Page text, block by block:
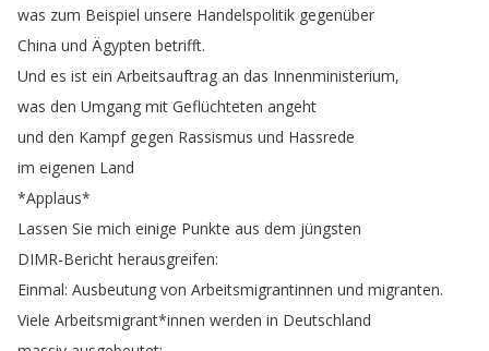
was zum Beispiel unsere Handelspolitik gegenüber
China und Ägypten betrifft.
Und es ist ein Arbeitsauftrag an das Innenministerium,
was den Umgang mit Geflüchteten angeht
und den Kampf gegen Rassismus und Hassrede
im eigenen Land
*Applaus*
Lassen Sie mich einige Punkte aus dem jüngsten
DIMR-Bericht herausgreifen:
Einmal: Ausbeutung von Arbeitsmigrantinnen und migranten.
Viele Arbeitsmigrant*innen werden in Deutschland